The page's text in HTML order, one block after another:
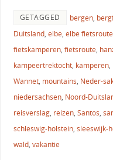
GETAGGED bergen,
Duitsland, elbe, elbe fietsroute
fietskamperen, fietsroute,
kampeertrektocht, kamperen,
Wannet, mountains, Neder-
niedersachsen, Noord-
reisverslag, reizen, Santos,
schleswig-holstein, sleeswijk-
wald, vakantie